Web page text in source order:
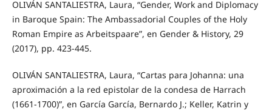
OLIVÁN SANTALIESTRA, Laura, “Gender, Work and Diplomacy
in Baroque Spain: The Ambassadorial Couples of the Holy
Roman Empire as Arbeitspaare”, en Gender & History, 29
(2017), pp. 423-445.
OLIVÁN SANTALIESTRA, Laura, “Cartas para Johanna: una
aproximación a la red epistolar de la condesa de Harrach
(1661-1700)”, en García García, Bernardo J.; Keller, Katrin y